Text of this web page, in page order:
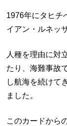
1976年にタヒチ
イアン・ルネッ
人種を理由に対
たり、海難事故
し航海を続けて
ました。
このカードから